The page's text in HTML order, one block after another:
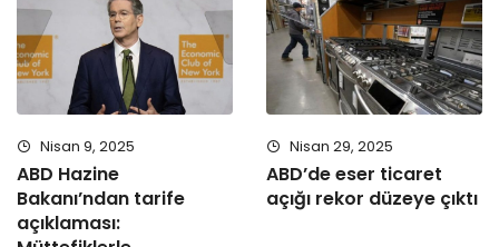
Nisan 9, 2025
ABD Hazine
Bakanı’ndan tarife
açıklaması:
Nisan 29, 2025
ABD’de eser ticaret
açığı rekor düzeye çıktı